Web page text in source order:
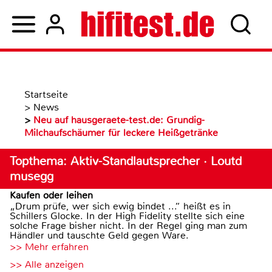
Startseite
> News
> Neu auf hausgeraete-test.de: Grundig-
Milchaufschäumer für leckere Heißgetränke
Topthema: Aktiv-Standlautsprecher · Loutd
musegg
Kaufen oder leihen
„Drum prüfe, wer sich ewig bindet ...“ heißt es in
Schillers Glocke. In der High Fidelity stellte sich eine
solche Frage bisher nicht. In der Regel ging man zum
Händler und tauschte Geld gegen Ware.
>> Mehr erfahren
>> Alle anzeigen